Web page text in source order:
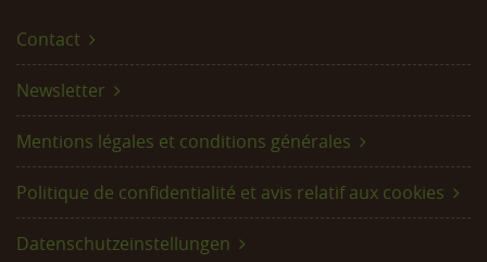
Contact
Newsletter
Mentions légales et conditions générales
Politique de confidentialité et avis relatif aux cookies
Datenschutzeinstellungen